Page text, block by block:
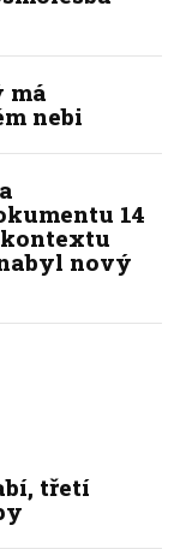
má
nebi
14
kontextu
nový
třetí